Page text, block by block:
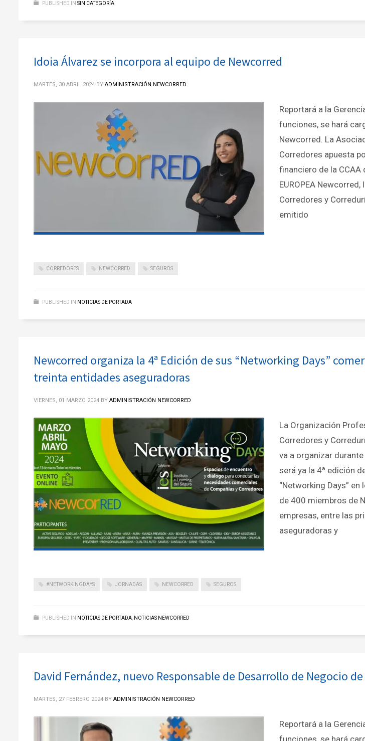
PUBLISHED IN SIN CATEGORÍA
Idoia Álvarez se incorpora al equipo de Newcorred
MARTES, 30 ABRIL 2024 BY ADMINISTRACIÓN NEWCORRED
Reportará a la
funciones, se hará
Newcorred. La
Corredores apuesta
financiero de la CCAA
EUROPEA
Corredores y
emitido
CORREDORES NEWCORRED SEGUROS
PUBLISHED IN NOTICIAS DE PORTADA
Newcorred organiza la 4ª Edición de sus “Networking Days”
treinta entidades aseguradoras
VIERNES, 01 MARZO 2024 BY ADMINISTRACIÓN NEWCORRED
La Organización
Corredores y
va a organizar
será ya la 4ª edición
“Networking Days”
de 400 miembros de
empresas, entre las
aseguradoras y
#NETWORKINGDAYS JORNADAS NEWCORRED SEGUROS
PUBLISHED IN NOTICIAS DE PORTADA NOTICIAS NEWCORRED
David Fernández, nuevo Responsable de Desarrollo de Negocio
MARTES, 27 FEBRERO 2024 BY ADMINISTRACIÓN NEWCORRED
Reportará a la
funciones, se hará